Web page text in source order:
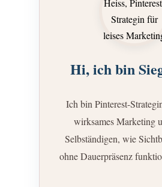
Hi, ich bin
Ich bin Pinterest-
wirksames Marketing
Selbständigen, wie
ohne Dauerpräsenz